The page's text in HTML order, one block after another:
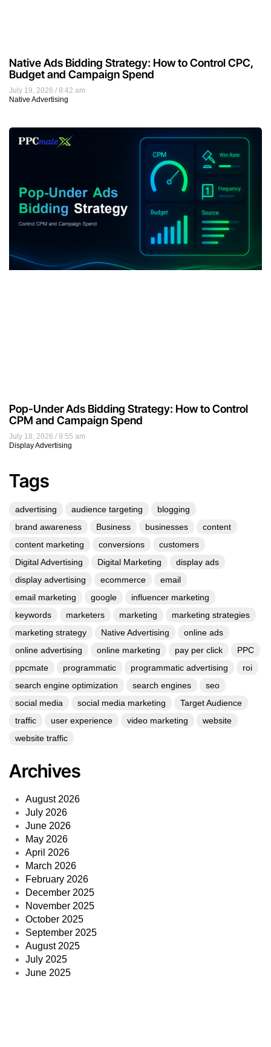
July 19, 2026
8:42 am
Native Advertising
Native Ads Bidding Strategy: How to Control CPC,
Budget and Campaign Spend
July 18, 2026
9:55 am
Display Advertising
Pop-Under Ads Bidding Strategy: How to Control
CPM and Campaign Spend
Tags
advertising audience targeting
blogging
brand awareness
Business businesses
content
content marketing
conversions
customers
Digital Advertising
Digital Marketing
display ads
display advertising
ecommerce
email
email marketing
google
influencer marketing
keywords
marketers marketing
marketing strategies
marketing strategy
Native Advertising
online ads
online advertising
online marketing pay per click
PPC
ppcmate
programmatic programmatic advertising
roi
search engine optimization
search engines
seo
social media
social media marketing
Target Audience
traffic
user experience video marketing
website
website traffic
Archives
August 2026
July 2026
June 2026
May 2026
April 2026
March 2026
February 2026
December 2025
November 2025
October 2025
September 2025
August 2025
July 2025
June 2025